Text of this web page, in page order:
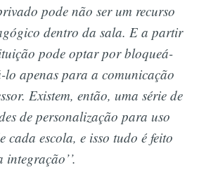
pode não ser um recurso
dentro da sala. E a partir
pode optar por bloqueá-
lo apenas para a comunicação
Existem, então, uma série de
de personalização para uso
cada escola, e isso tudo é feito